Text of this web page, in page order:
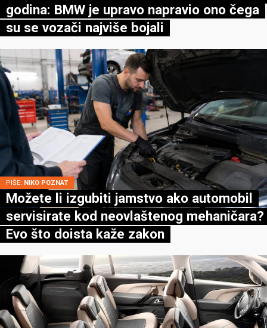
godina: BMW je upravo napravio ono čega
su se vozači najviše bojali
PIŠE: NIKO POZNAT
Možete li izgubiti jamstvo ako automobil
servisirate kod neovlaštenog mehaničara?
Evo što doista kaže zakon